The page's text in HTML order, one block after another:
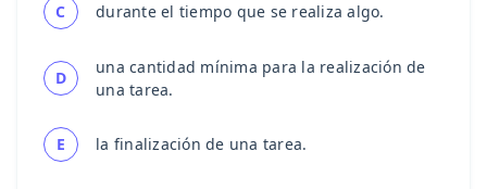
C durante el tiempo que se realiza algo.
D
una cantidad mínima para la realización de
una tarea.
E la finalización de una tarea.